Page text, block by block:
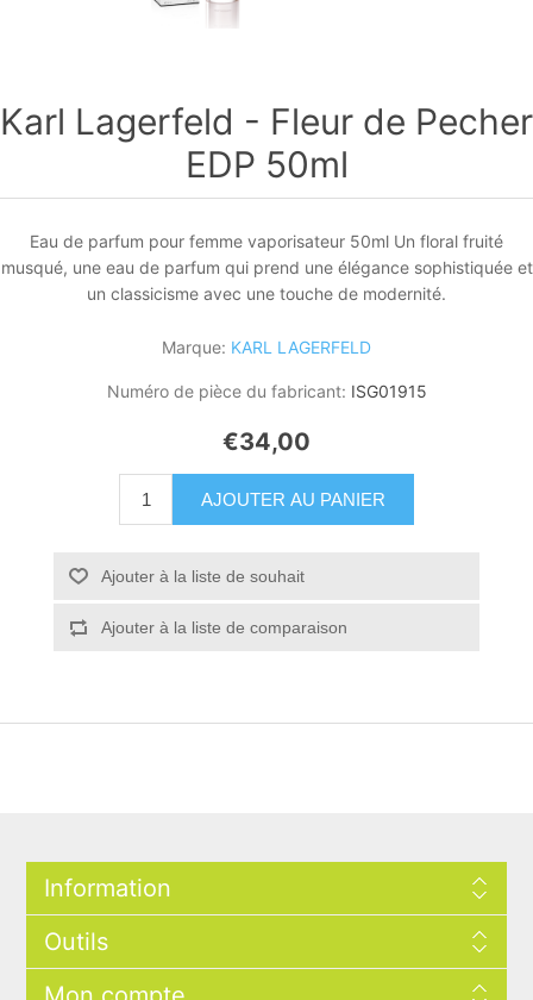
Karl Lagerfeld - Fleur de Pecher
EDP 50ml
Eau de parfum pour femme vaporisateur 50ml Un floral fruité
musqué, une eau de parfum qui prend une élégance sophistiquée et
un classicisme avec une touche de modernité.
Marque: KARL LAGERFELD
Numéro de pièce du fabricant: ISG01915
€34,00
AJOUTER AU PANIER
Ajouter à la liste de souhait
Ajouter à la liste de comparaison
Information
Outils